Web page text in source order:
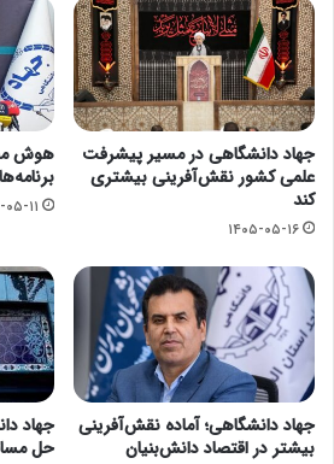
جهاد دانشگاهی در مسیر پیشرفت
علمی کشور نقش‌آفرینی بیشتری
کند
۱۴۰۵-۰۵-۱۶
هوش
۱۴۰۵-
جهاد دانشگاهی؛ آماده نقش‌آفرینی
بیشتر در اقتصاد دانش‌بنیان
جهاد
حل